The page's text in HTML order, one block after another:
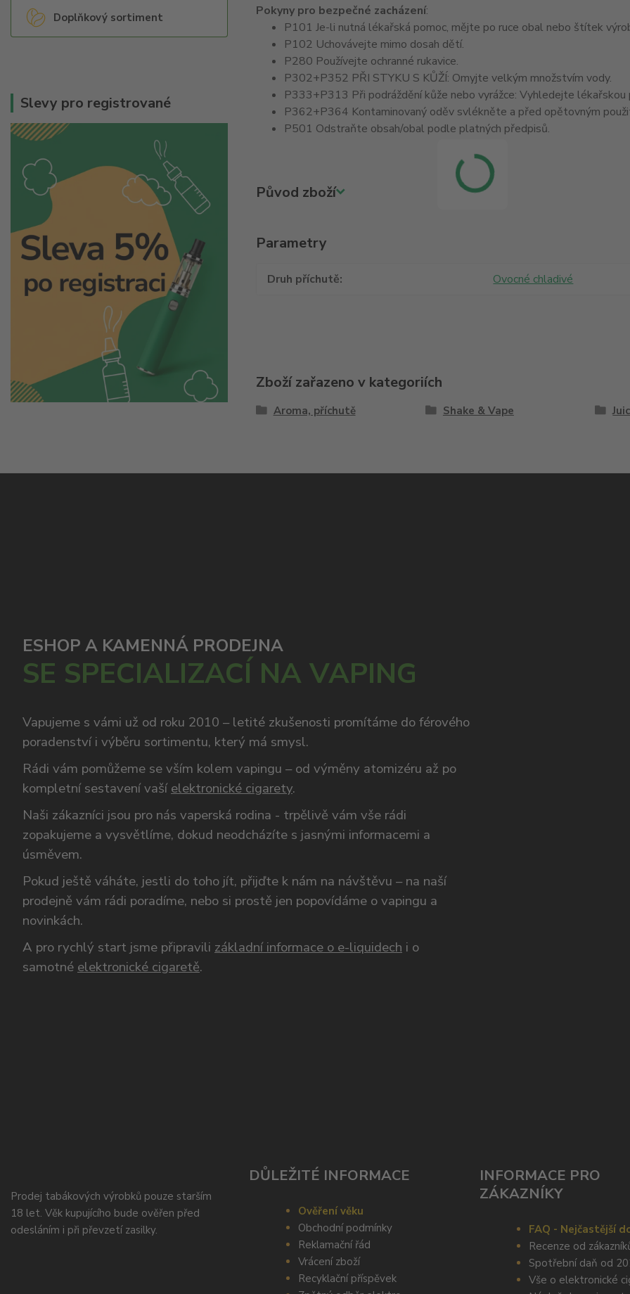
Doplňkový sortiment
Slevy pro registrované
Pokyny pro bezpečné zacházení:
P101 Je-li nutná lékařská pomoc, mějte po ruce obal nebo štítek
P102 Uchovávejte mimo dosah dětí.
P280 Používejte ochranné rukavice.
P302+P352 PŘI STYKU S KŮŽÍ: Omyjte velkým množstvím vody.
P333+P313 Při podráždění kůže nebo vyrážce: Vyhledejte lékařskou
P362+P364 Kontaminovaný oděv svlékněte a před opětovným
P501 Odstraňte obsah/obal podle platných předpisů.
Původ zboží
Parametry
Druh příchutě Ovocné chladivé
Zboží zařazeno v kategoriích
Aroma, příchutě Shake & Vape
ESHOP A KAMENNÁ PRODEJNA
SE SPECIALIZACÍ NA VAPING
Vapujeme s vámi už od roku 2010 – letité zkušenosti promítáme do férového
poradenství i výběru sortimentu, který má smysl.
Rádi vám pomůžeme se vším kolem vapingu – od výměny atomizéru až po
kompletní sestavení vaší elektronické cigarety.
Naši zákazníci jsou pro nás vaperská rodina - trpělivě vám vše rádi
zopakujeme a vysvětlíme, dokud neodcházíte s jasnými informacemi a
úsměvem.
Pokud ještě váháte, jestli do toho jít, přijďte k nám na návštěvu – na naší
prodejně vám rádi poradíme, nebo si prostě jen popovídáme o vapingu a
novinkách.
A pro rychlý start jsme připravili základní informace o e-liquidech i o
samotné elektronické cigaretě.
Prodej tabákových výrobků pouze starším
18 let. Věk kupujícího bude ověřen před
odesláním i při převzetí zasilky.
DŮLEŽITÉ INFORMACE
Ověření věku
Obchodní podmínky
Reklamační řád
Vrácení zboží
Recyklační příspěvek
INFORMACE PRO
ZÁKAZNÍKY
FAQ - Nejčastější
Recenze od
Spotřební daň od
Vše o elektronické